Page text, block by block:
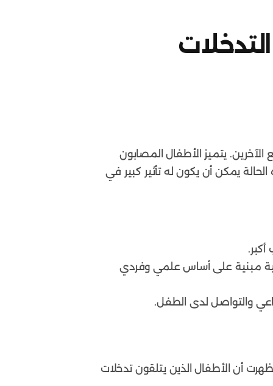
يتميز الأطفال المصابون
يمكن أن يكون له تأثير كبير في
مبنية على أساس علمي وفردي
والتواصل لدى الطفل.
أن الأطفال الذين يتلقون تدخلات